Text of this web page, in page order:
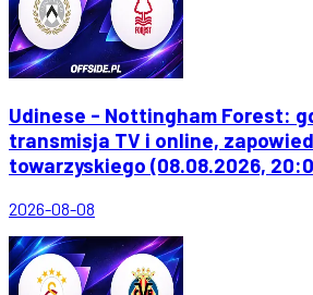
Udinese - Nottingham Forest:
transmisja TV i online,
towarzyskiego (08.08.2026,
2026-08-08